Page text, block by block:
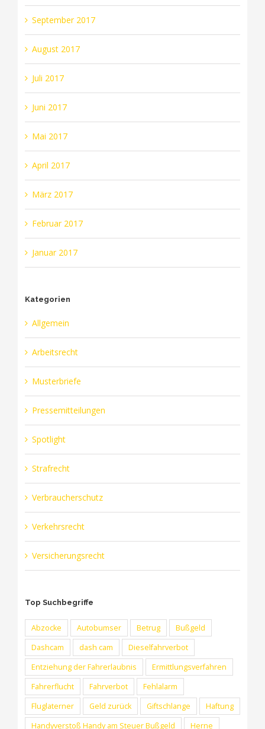
September 2017
August 2017
Juli 2017
Juni 2017
Mai 2017
April 2017
März 2017
Februar 2017
Januar 2017
Kategorien
Allgemein
Arbeitsrecht
Musterbriefe
Pressemitteilungen
Spotlight
Strafrecht
Verbraucherschutz
Verkehrsrecht
Versicherungsrecht
Top Suchbegriffe
Abzocke Autobumser Betrug
Bußgeld
Dashcam
dash cam
Dieselfahrverbot
Entziehung der Fahrerlaubnis
Ermittlungsverfahren
Fahrerflucht
Fahrverbot
Fehlalarm
Fluglaterner
Geld zurück Giftschlange
Haftung
Handyverstoß Handy am Steuer Bußgeld
Herne